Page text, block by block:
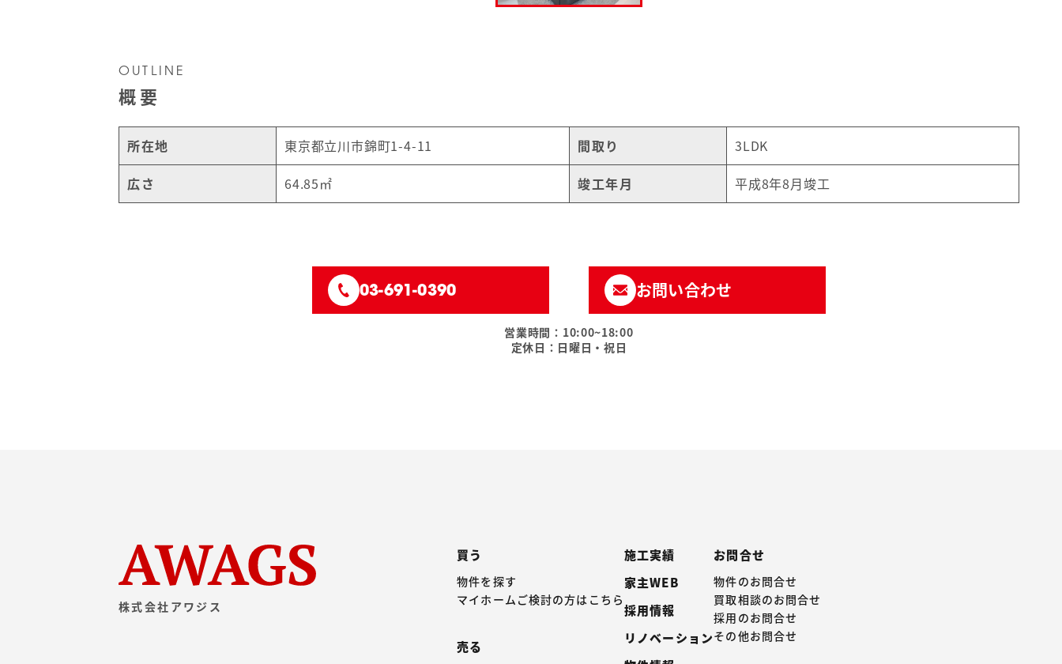
OUTLINE
概要
所在地 東京都立川市錦町1-4-11 間取り
3LDK
広さ
64.85㎡ 竣工年月 平成8年8月竣工
03-691-0390 お問い合わせ
営業時間：10:00~18:00
定休日：日曜日・祝日
株式会社アワジス
買う
物件を探す
マイホームご検討の方はこちら
売る
施工実績
家主WEB
採用情報
リノベーション
お問合せ
物件のお問合せ
買取相談のお問合せ
採用のお問合せ
その他お問合せ